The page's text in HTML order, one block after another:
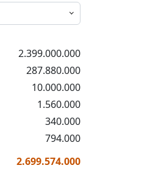
2.399.000.000
287.880.000
10.000.000
1.560.000
340.000
794.000
2.699.574.000